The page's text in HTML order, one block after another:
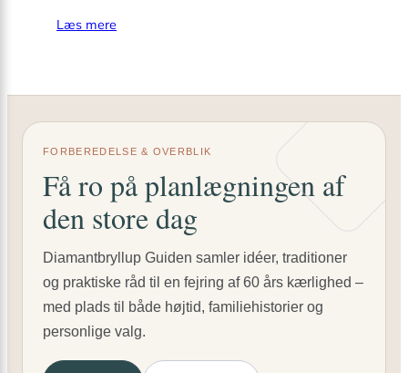
Læs mere
FORBEREDELSE & OVERBLIK
Få ro på planlægningen af
den store dag
Diamantbryllup Guiden samler idéer, traditioner
og praktiske råd til en fejring af 60 års kærlighed –
med plads til både højtid, familiehistorier og
personlige valg.